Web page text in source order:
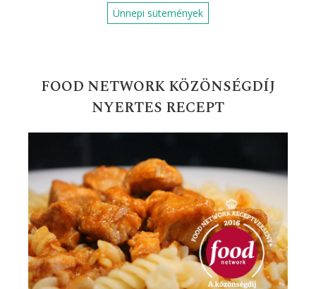
Fahéjas sütik
Gluténmentes édességek
Gyors zöldséges ételek
Gyümölcsös sütemények
Húsmentes ételek
Húsos levesek
Húsos ételek
Húsvéti receptek
Karácsonyi receptek
Karácsonyi sütemények
Kelt tésztás sütemények
Köret
Leves receptek
Mazsolás süti receptek
Nyári receptek
Palacsinta receptek
Saláták
Szilveszteri receptek
Sült hús
Sütemények, süti receptek
Tepsis ételek
Tojásételek
Tészta egytálételek
Tésztaételek